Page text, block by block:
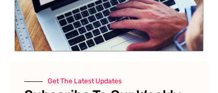
Get The Latest Updates